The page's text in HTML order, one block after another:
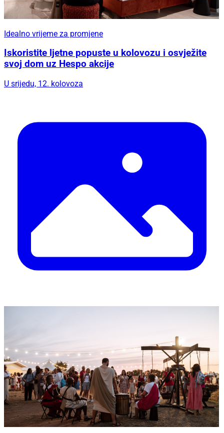
Idealno vrijeme za promjene
Iskoristite ljetne popuste u kolovozu i osvježite
svoj dom uz Hespo akcije
U srijedu, 12. kolovoza